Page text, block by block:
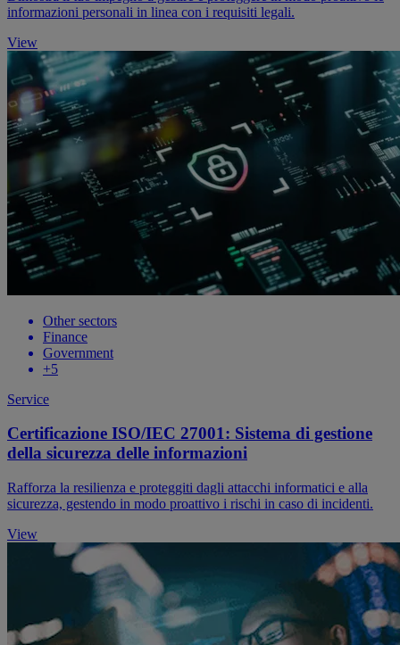
informazioni personali in linea con i requisiti legali.
View
Other sectors
Finance
Government
+5
Service
Certificazione ISO/IEC 27001: Sistema di gestione
della sicurezza delle informazioni
Rafforza la resilienza e proteggiti dagli attacchi informatici e alla
sicurezza, gestendo in modo proattivo i rischi in caso di incidenti.
View